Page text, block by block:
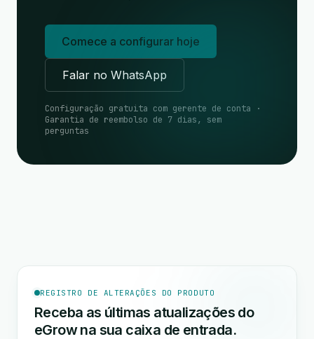
Comece a configurar hoje
Falar no WhatsApp
Configuração gratuita com gerente de conta ·
Garantia de reembolso de 7 dias, sem
perguntas
REGISTRO DE ALTERAÇÕES DO PRODUTO
Receba as últimas atualizações do
eGrow na sua caixa de entrada.